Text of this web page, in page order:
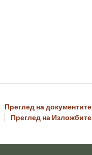
Преглед на документите
Преглед на Изложбите